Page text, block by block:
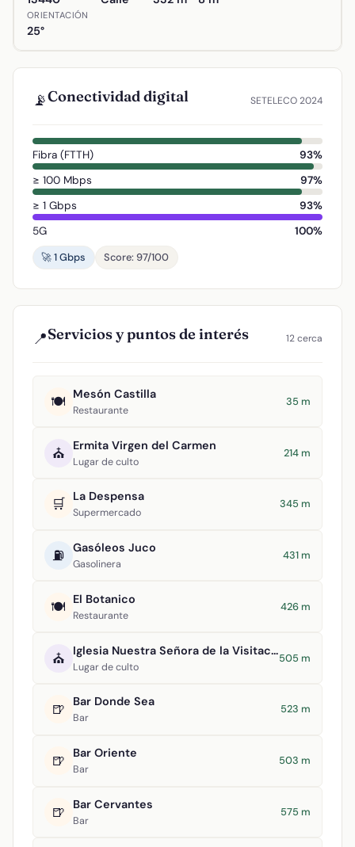
ORIENTACIÓN
25°
📡Conectividad digital SETELECO 2024
Fibra (FTTH)
93%
≥ 100 Mbps
97%
≥ 1 Gbps
93%
5G
100%
🚀 1 Gbps
Score: 97/100
📍Servicios y puntos de interés 12 cerca
🍽️ Mesón Castilla
Restaurante
35 m
⛪ Ermita Virgen del Carmen
Lugar de culto
214 m
🛒 La Despensa
Supermercado
345 m
⛽ Gasóleos Juco
Gasolinera
431 m
🍽️ El Botanico
Restaurante
426 m
⛪ Iglesia Nuestra Señora de la Visitación
Lugar de culto
505 m
🍺 Bar Donde Sea
Bar
523 m
🍺 Bar Oriente
Bar
503 m
🍺 Bar Cervantes
Bar
575 m